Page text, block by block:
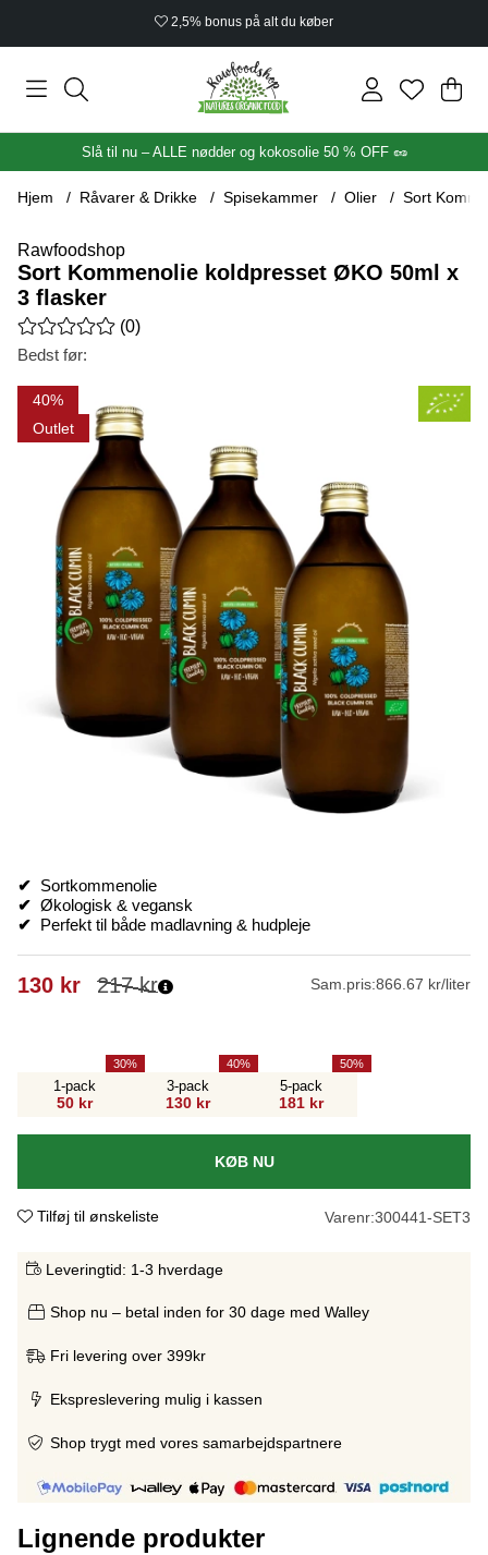
2,5% bonus på alt du køber
.
Slå til nu – ALLE nødder og kokosolie 50 % OFF 🥜
Hjem Råvarer & Drikke Spisekammer Olier Sort
Rawfoodshop
Sort Kommenolie koldpresset ØKO 50ml x
3 flasker
Gennemsnitlig vurdering 0 ud af 5 Antal vurderinger 0
(0)
Bedst før:
40
Outlet
Produktbilleder Sort Kommenolie koldpresset ØKO 50ml x 3
✔ Sortkommenolie
✔ Økologisk & vegansk
✔ Perfekt til både madlavning & hudpleje
217kr
130 kr Sam.pris:866.67 kr/liter
1-pack
50 kr
30
3-pack
130 kr
40
5-pack
181 kr
50
KØB NU
Tilføj til ønskeliste Varenr:300441-SET3
Leveringtid: 1-3 hverdage
Shop nu – betal inden for 30 dage med Walley
Fri levering over 399kr
Ekspreslevering mulig i kassen
Shop trygt med vores samarbejdspartnere
Lignende produkter